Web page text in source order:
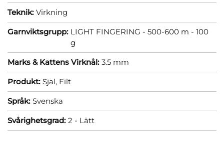
Teknik: Virkning
Garnviktsgrupp: LIGHT FINGERING - 500-600 m - 100
g
Marks & Kattens Virknål: 3.5 mm
Produkt: Sjal, Filt
Språk: Svenska
Svårighetsgrad: 2 - Lätt